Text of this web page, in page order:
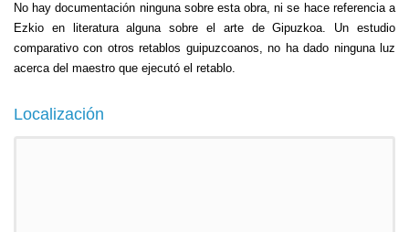
No hay documentación ninguna sobre esta obra, ni se hace referencia a
Ezkio en literatura alguna sobre el arte de Gipuzkoa. Un estudio
comparativo con otros retablos guipuzcoanos, no ha dado ninguna luz
acerca del maestro que ejecutó el retablo.
Localización